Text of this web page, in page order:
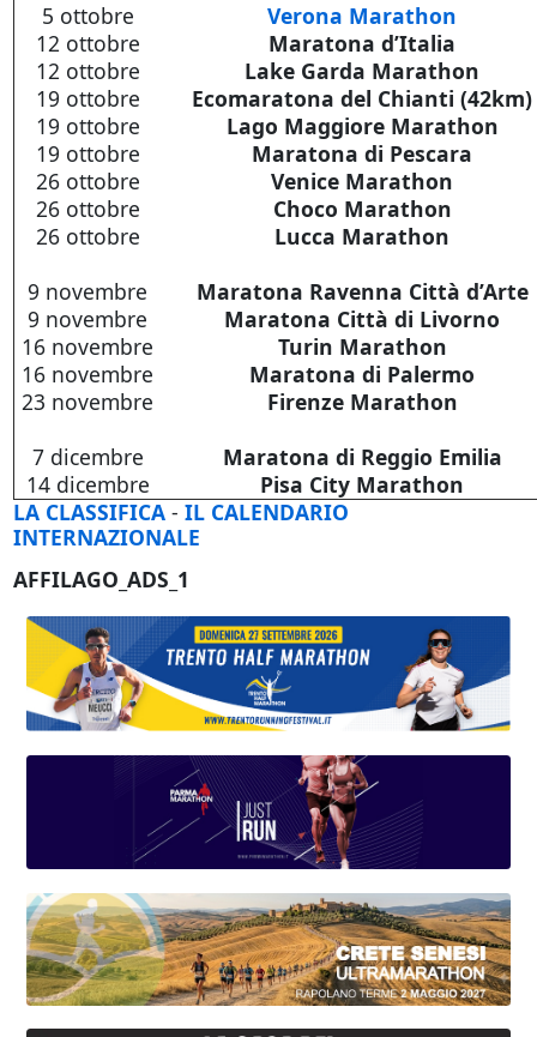
5 ottobre
Verona Marathon
12 ottobre
Maratona d’Italia
12 ottobre
Lake Garda Marathon
19 ottobre
Ecomaratona del Chianti (42km)
19 ottobre
Lago Maggiore Marathon
19 ottobre
Maratona di Pescara
26 ottobre
Venice Marathon
26 ottobre
Choco Marathon
26 ottobre
Lucca Marathon
9 novembre
Maratona Ravenna Città d’Arte
9 novembre
Maratona Città di Livorno
16 novembre
Turin Marathon
16 novembre
Maratona di Palermo
23 novembre
Firenze Marathon
7 dicembre
Maratona di Reggio Emilia
14 dicembre
Pisa City Marathon
LA CLASSIFICA- IL CALENDARIO
INTERNAZIONALE
AFFILAGO_ADS_1